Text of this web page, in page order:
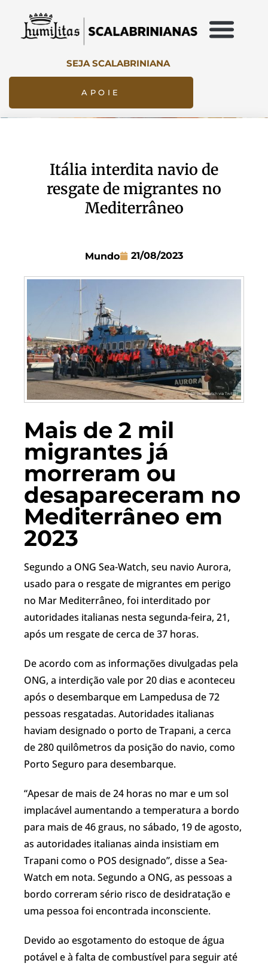
SEJA SCALABRINIANA
APOIE
Itália interdita navio de
resgate de migrantes no
Mediterrâneo
Mundo 21/08/2023
Mais de 2 mil
migrantes já
morreram ou
desapareceram no
Mediterrâneo em
2023
Segundo a ONG Sea-Watch, seu navio Aurora,
usado para o resgate de migrantes em perigo
no Mar Mediterrâneo, foi interditado por
autoridades italianas nesta segunda-feira, 21,
após um resgate de cerca de 37 horas.
De acordo com as informações divulgadas pela
ONG, a interdição vale por 20 dias e aconteceu
após o desembarque em Lampedusa de 72
pessoas resgatadas. Autoridades italianas
haviam designado o porto de Trapani, a cerca
de 280 quilômetros da posição do navio, como
Porto Seguro para desembarque.
“Apesar de mais de 24 horas no mar e um sol
implacável aumentando a temperatura a bordo
para mais de 46 graus, no sábado, 19 de agosto,
as autoridades italianas ainda insistiam em
Trapani como o POS designado”, disse a Sea-
Watch em nota. Segundo a ONG, as pessoas a
bordo correram sério risco de desidratação e
uma pessoa foi encontrada inconsciente.
Devido ao esgotamento do estoque de água
potável e à falta de combustível para seguir até